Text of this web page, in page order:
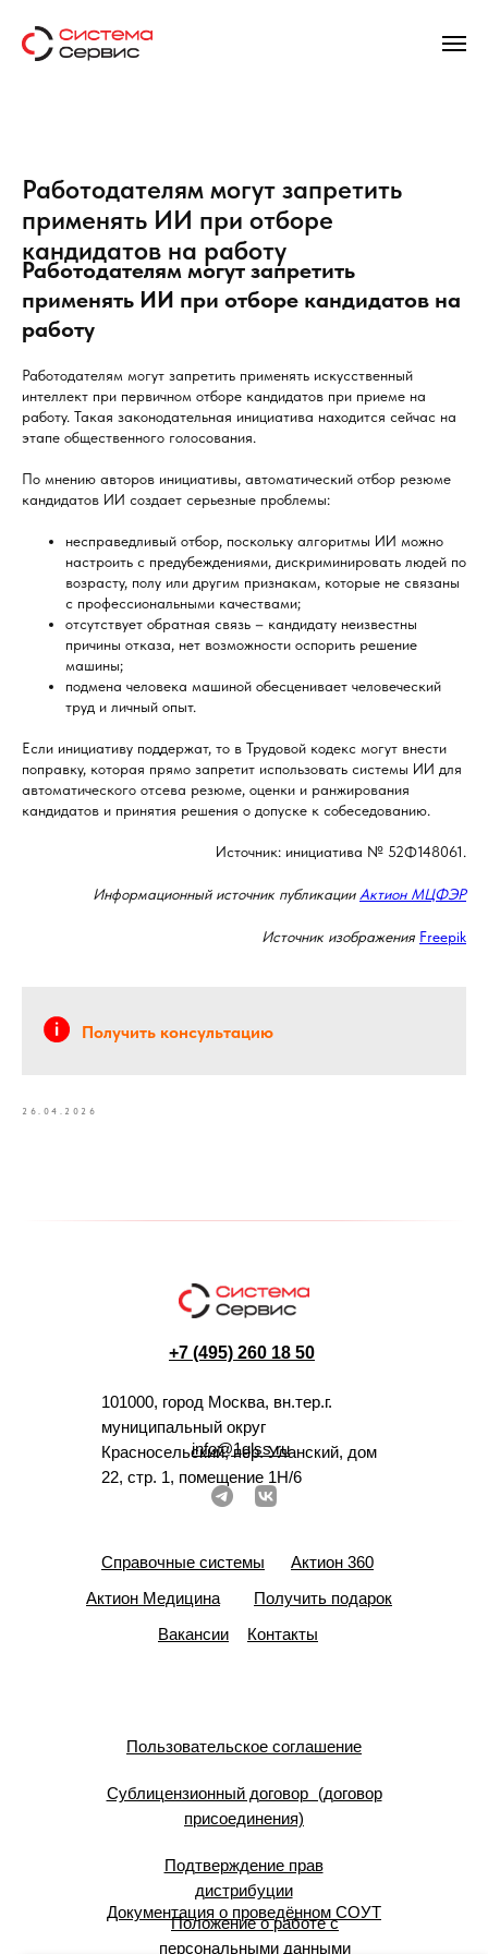
Работодателям могут запретить
применять ИИ при отборе
кандидатов на работу
Работодателям могут запретить
применять ИИ при отборе кандидатов на
работу
Работодателям могут запретить применять искусственный
интеллект при первичном отборе кандидатов при приеме на
работу. Такая законодательная инициатива находится сейчас на
этапе общественного голосования.
По мнению авторов инициативы, автоматический отбор резюме
кандидатов ИИ создает серьезные проблемы:
несправедливый отбор, поскольку алгоритмы ИИ можно
настроить с предубеждениями, дискриминировать людей по
возрасту, полу или другим признакам, которые не связаны
с профессиональными качествами;
отсутствует обратная связь – кандидату неизвестны
причины отказа, нет возможности оспорить решение
машины;
подмена человека машиной обесценивает человеческий
труд и личный опыт.
Если инициативу поддержат, то в Трудовой кодекс могут внести
поправку, которая прямо запретит использовать системы ИИ для
автоматического отсева резюме, оценки и ранжирования
кандидатов и принятия решения о допуске к собеседованию.
Источник: инициатива № 52Ф148061.
Информационный источник публикации Актион МЦФЭР
Источник изображения Freepik
Получить консультацию
26.04.2026
+7 (495) 260 18 50
101000, город Москва, вн.тер.г.
муниципальный округ
Красносельский, пер. Уланский, дом
22, стр. 1, помещение 1Н/6
info@1glss.ru
Справочные системы
Актион 360
Актион Медицина
Получить подарок
Вакансии
Контакты
Пользовательское соглашение
Сублицензионный договор (договор
присоединения)
Подтверждение прав
дистрибуции
Документация о проведённом СОУТ
Положение о работе с
персональными данными